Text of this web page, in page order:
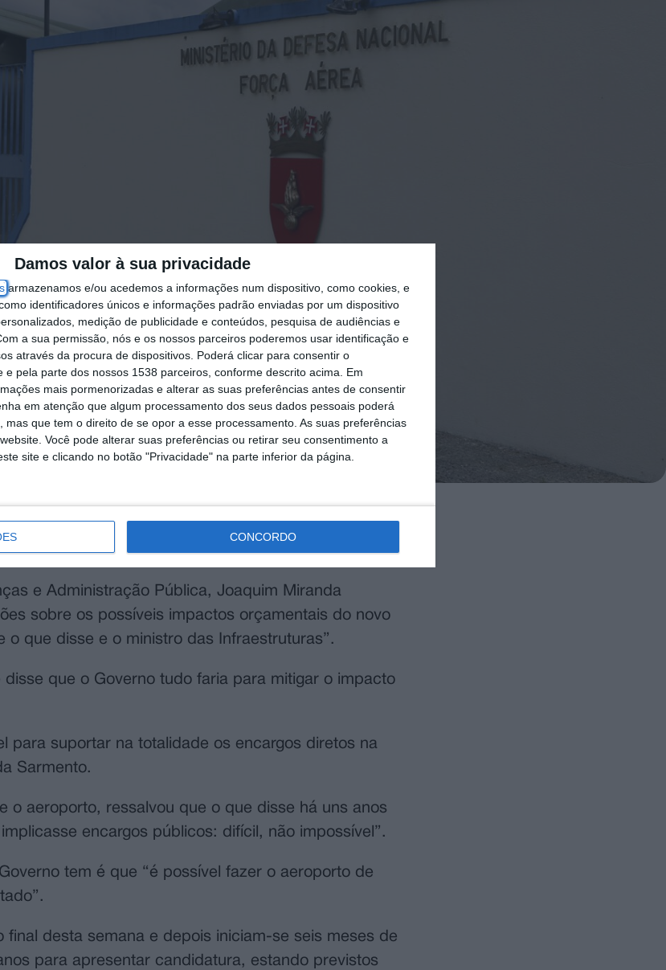
Damos valor à sua privacidade
armazenamos e/ou acedemos a informações num dispositivo, como cookies, e
identificadores únicos e informações padrão enviadas por um dispositivo
medição de publicidade e conteúdos, pesquisa de audiências e
a sua permissão, nós e os nossos parceiros poderemos usar identificação e
através da procura de dispositivos. Poderá clicar para consentir o
e pela parte dos nossos 1538 parceiros, conforme descrito acima. Em
mais pormenorizadas e alterar as suas preferências antes de consentir
em atenção que algum processamento dos seus dados pessoais poderá
mas que tem o direito de se opor a esse processamento. As suas preferências
Você pode alterar suas preferências ou retirar seu consentimento a
site e clicando no botão "Privacidade" na parte inferior da página.
CONCORDO
informação disponível, será possível fazer o novo
do Estado.
e Administração Pública, Joaquim Miranda
sobre os possíveis impactos orçamentais do novo
o que disse e o ministro das Infraestruturas”.
que o Governo tudo faria para mitigar o impacto
para suportar na totalidade os encargos diretos na
Sarmento.
o aeroporto, ressalvou que o que disse há uns anos
encargos públicos: difícil, não impossível”.
tem é que “é possível fazer o aeroporto de
desta semana e depois iniciam-se seis meses de
para apresentar candidatura, estando previstos